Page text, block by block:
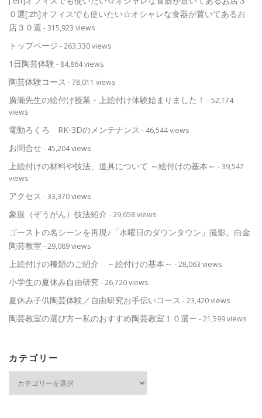
０選[:zh]オフィスでも使いたい☆オシャレな食器が置いてあるお
店３０選 - 315,923 views
トップページ - 263,330 views
1日陶芸体験 - 84,864 views
陶芸体験コース - 78,011 views
廣瀬先生の絵付け授業・上絵付け体験始まりました！ - 52,174
views
電動ろくろ RK-3Dのメンテナンス - 46,544 views
お問合せ- 45,204 views
上絵付けの材料や技法、道具について ～絵付けの基本～ - 39,547
views
アクセス - 33,370 views
象嵌（ぞうがん）技法紹介 - 29,658 views
ゴーストの名シーンを再現♪「水曜日のダウンタウン」撮影。白金
陶芸教室 - 29,089 views
上絵付けの種類のご紹介 ～絵付けの基本～ - 28,063 views
小学生の夏休み自由研究- 26,720 views
夏休み子供陶芸体験／自由研究お手伝いコース - 23,420 views
陶芸教室の選び方ー私のおすすめ陶芸教室１０選ー - 21,599 views
カテゴリー